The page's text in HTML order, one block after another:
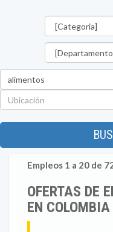
Empleos 1 a 20 de
OFERTAS DE
EN COLOMBIA